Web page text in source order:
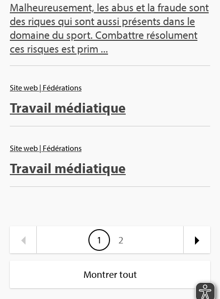
Malheureusement, les abus et la fraude sont
des riques qui sont aussi présents dans le
domaine du sport. Combattre résolument
ces risques est prim ...
Site web | Fédérations
Travail médiatique
Site web | Fédérations
Travail médiatique
1 2
Montrer tout